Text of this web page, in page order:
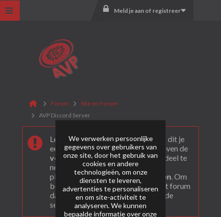
Meld je aan of registreer
Forum
Site en Forum
AVP Discord Server
Leuk dat je ons gevonden hebt! Als dit je
eerste bezoek is bekijk dan eerst even de
veel gestelde vragen. Om actief deel te
nemen en ook berichten te kunnen
plaatsen moet je je eerst registeren. Om
berichten te bekijken, selecteer het forum
dat je wil bezoeken uit onderstaande
selectie.
We verwerken persoonlijke
gegevens over gebruikers van
onze site, door het gebruik van
cookies en andere
technologieën, om onze
diensten te leveren,
advertenties te personaliseren
en om site-activiteit te
analyseren. We kunnen
bepaalde informatie over onze